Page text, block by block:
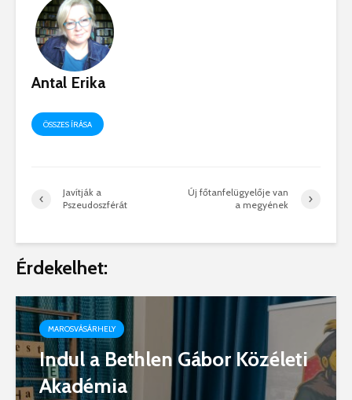
Antal Erika
ÖSSZES ÍRÁSA
Javítják a
Pszeudoszférát
Új főtanfelügyelője van
a megyének
Érdekelhet:
MAROSVÁSÁRHELY
Indul a Bethlen Gábor Közéleti
Akadémia